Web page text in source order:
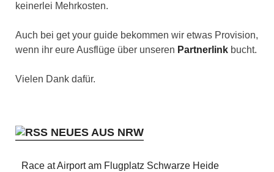
keinerlei Mehrkosten.
Auch bei get your guide bekommen wir etwas Provision,
wenn ihr eure Ausflüge über unseren Partnerlink bucht.
Vielen Dank dafür.
NEUES AUS NRW
Race at Airport am Flugplatz Schwarze Heide